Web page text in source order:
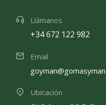
Llámanos
+34 672 122 982
Email
Ubicación